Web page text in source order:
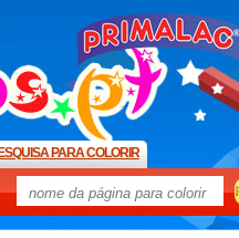
PARA COLORIR